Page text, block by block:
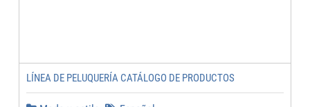
LÍNEA DE PELUQUERÍA CATÁLOGO DE PRODUCTOS